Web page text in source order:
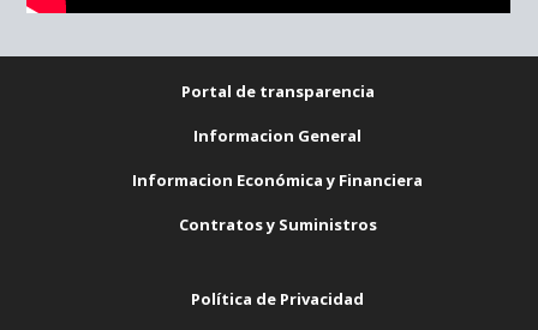
Portal de transparencia
Informacion General
Informacion Económica y Financiera
Contratos y Suministros
Política de Privacidad